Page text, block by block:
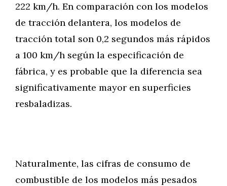
222 km/h. En comparación con los modelos
de tracción delantera, los modelos de
tracción total son 0,2 segundos más rápidos
a 100 km/h según la especificación de
fábrica, y es probable que la diferencia sea
significativamente mayor en superficies
resbaladizas.
Naturalmente, las cifras de consumo de
combustible de los modelos más pesados